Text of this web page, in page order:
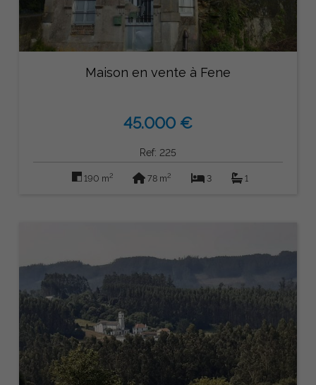
Maison en vente à Fene
45.000 €
Ref: 225
190 m2 78 m2 3 1